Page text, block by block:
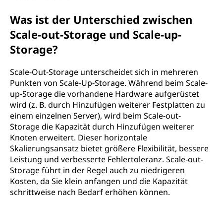
Was ist der Unterschied zwischen
Scale-out-Storage und Scale-up-
Storage?
Scale-Out-Storage unterscheidet sich in mehreren
Punkten von Scale-Up-Storage. Während beim Scale-
up-Storage die vorhandene Hardware aufgerüstet
wird (z. B. durch Hinzufügen weiterer Festplatten zu
einem einzelnen Server), wird beim Scale-out-
Storage die Kapazität durch Hinzufügen weiterer
Knoten erweitert. Dieser horizontale
Skalierungsansatz bietet größere Flexibilität, bessere
Leistung und verbesserte Fehlertoleranz. Scale-out-
Storage führt in der Regel auch zu niedrigeren
Kosten, da Sie klein anfangen und die Kapazität
schrittweise nach Bedarf erhöhen können.